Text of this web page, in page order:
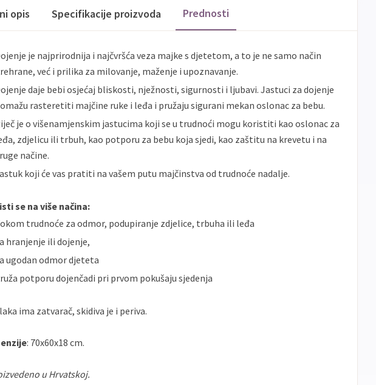
opis Specifikacije proizvoda Prednosti
je najprirodnija i najčvršća veza majke s djetetom, a to je ne samo način
već i prilika za milovanje, maženje i upoznavanje.
daje bebi osjećaj bliskosti, nježnosti, sigurnosti i ljubavi. Jastuci za dojenje
rasteretiti majčine ruke i leđa i pružaju sigurani mekan oslonac za bebu.
je o višenamjenskim jastucima koji se u trudnoći mogu koristiti kao oslonac za
zdjelicu ili trbuh, kao potporu za bebu koja sjedi, kao zaštitu na krevetu i na
načine.
koji će vas pratiti na vašem putu majčinstva od trudnoće nadalje.
se na više načina:
trudnoće za odmor, podupiranje zdjelice, trbuha ili leđa
hranjenje ili dojenje,
ugodan odmor djeteta
potporu dojenčadi pri prvom pokušaju sjedenja
ima zatvarač, skidiva je i periva.
: 70x60x18 cm.
u Hrvatskoj.